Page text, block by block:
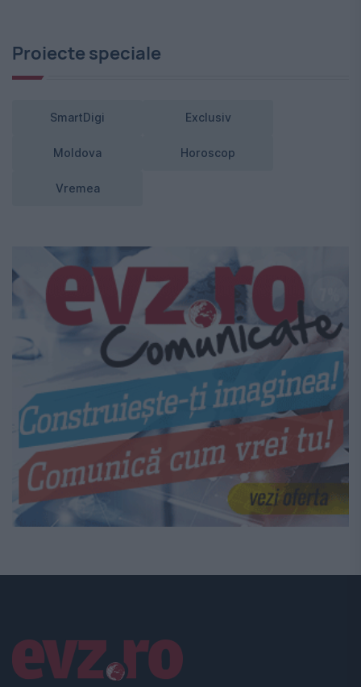
Proiecte speciale
SmartDigi Exclusiv
Moldova Horoscop
Vremea
Linkuri utile